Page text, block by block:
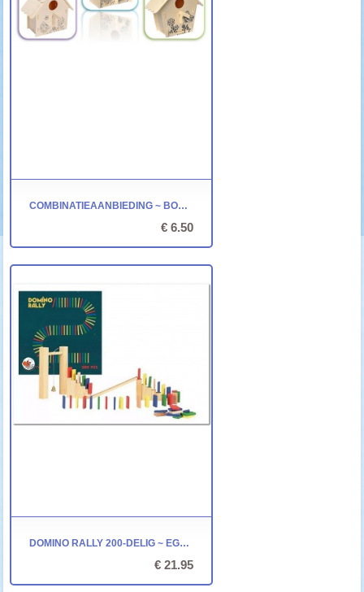
COMBINATIEAANBIEDING ~ BOUWPAKKET - VOGELHUISJE
€ 6.50
DOMINO RALLY 200-DELIG ~ EGMONT TOYS
€ 21.95